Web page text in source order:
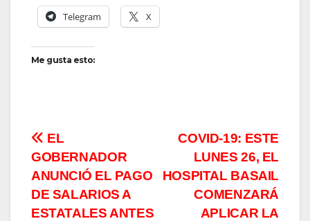
Telegram X
Me gusta esto:
Navegación
de
entradas
COVID-19: ESTE
LUNES 26, EL
HOSPITAL BASAIL
COMENZARÁ
APLICAR LA
EL
GOBERNADOR
ANUNCIÓ EL PAGO
DE SALARIOS A
ESTATALES ANTES